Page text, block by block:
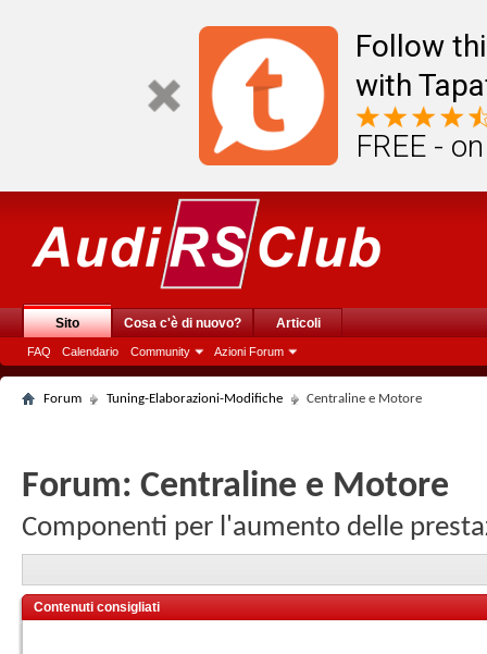
Follow
with
FREE -
Sito
FAQ Calendario Community Azioni Forum
Cosa c'è di nuovo? Articoli
Forum Tuning-Elaborazioni-Modifiche Centraline e Motore
Forum: Centraline e Motore
Componenti per l'aumento delle
Contenuti consigliati